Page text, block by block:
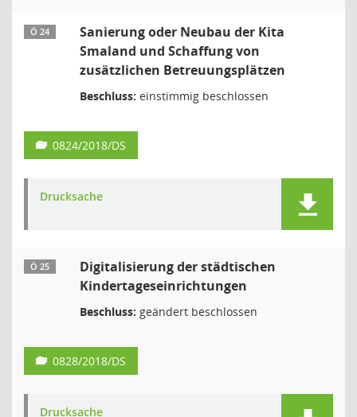
Ö 24
Sanierung oder Neubau der Kita
Smaland und Schaffung von
zusätzlichen Betreuungsplätzen
Beschluss: einstimmig beschlossen
0824/2018/DS
Drucksache
Ö 25
Digitalisierung der städtischen
Kindertageseinrichtungen
Beschluss: geändert beschlossen
0828/2018/DS
Drucksache